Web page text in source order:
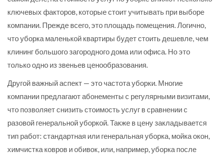
ключевых факторов, которые стоит учитывать при выборе
компании. Прежде всего, это площадь помещения. Логично,
что уборка маленькой квартиры будет стоить дешевле, чем
клининг большого загородного дома или офиса. Но это
только одно из звеньев ценообразования.
Другой важный аспект — это частота уборки. Многие
компании предлагают абонементы с регулярными визитами,
что позволяет снизить стоимость услуг в сравнении с
разовой генеральной уборкой. Также в цену закладывается
тип работ: стандартная или генеральная уборка, мойка окон,
химчистка ковров и обивок, или, например, уборка после